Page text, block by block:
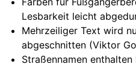
Lesbarkeit leicht
Mehrzeiliger Text wird
abgeschnitten (Viktor
Straßennamen